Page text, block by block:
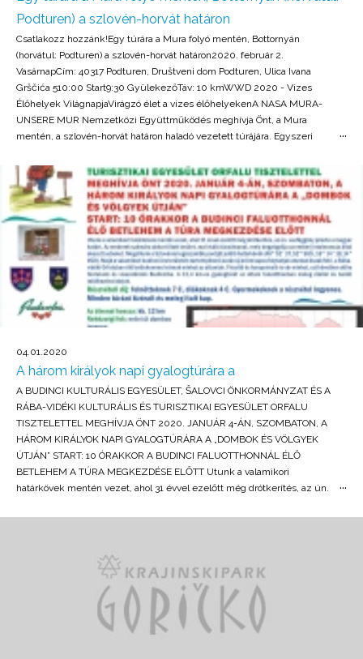
Podturen) a szlovén-horvát határon
Csatlakozz hozzánk!Egy túrára a Mura folyó mentén, Bottornyán
(horvátul: Podturen) a szlovén-horvát határon2020. február 2.
VasárnapCím: 40317 Podturen, Društveni dom Podturen, Ulica Ivana
Grščića 510:00 Start9:30 GyülekezőTáv: 10 kmWWD 2020 - Vizes
Élőhelyek VilágnapjaVirágzó élet a vizes élőhelyekenA NASA MURA-
UNSERE MUR Nemzetközi Együttműködés meghívja Önt, a Mura
mentén, a szlovén-horvát határon haladó vezetett túrájára. Egyszeri
résztvevőknek. Túrához való lábbeli és az időjárásnak megfelelő
ruházat ajánlott. Útlevél vagy személyazonosságot igazoló igazolvány
szükséges. Megkérnénk környezettudatos résztvevőinket, hogy az
azonos útirányból érkezők vegyék fel egymással a kapcsolatot, és
lehetőség szerint minél kevesebb járművel érkezzenek a
helyszínre.Részvételi díj: 7 euroJelentkezés/ Magyar kapcsolattartó:
Őrségi Nemzeti Park Igazgatóság turisztika.orseg@gmail.com, 06-
94/548-034Jelentkezési határidő: január 31. 12:00
04.01.2020
A három királyok napi gyalogtúrára a
A BUDINCI KULTURÁLIS EGYESÜLET, ŠALOVCI ÖNKORMÁNYZAT ÉS A
RÁBA-VIDÉKI KULTURÁLIS ÉS TURISZTIKAI EGYESÜLET ORFALU
TISZTELETTEL MEGHÍVJA ÖNT 2020. JANUÁR 4-ÁN, SZOMBATON, A
HÁROM KIRÁLYOK NAPI GYALOGTÚRÁRA A „DOMBOK ÉS VÖLGYEK
ÚTJÁN” START: 10 ÓRAKKOR A BUDINCI FALUOTTHONNÁL ÉLŐ
BETLEHEM A TÚRA MEGKEZDÉSE ELŐTT Utunk a valamikori
határkövek mentén vezet, ahol 31 évvel ezelőtt még drótkerítés, az ún.
terület, ma kiváló túraútvonal, mely begyógyítja az emberi intolerancia
határkőnél (46° 52 37,52" SGŠ, 16° 14 18,14" VGD). Majd a valamikori
budinci őrs területén tartott pihenő során új erőre kapva folytatjuk
utunkat észak felé, a Rába-vidéki Orfaluban élő betlehemmel várnak
minket az ottaniak. Frissítő és harapnivaló is vár minket, ezt követően
délre fordulunk és visszatérünk Budinciba. A 12,4 km-es gyalogtúrát az
ottani faluotthonban meleg étellel és baráti találkozóval zárjuk.